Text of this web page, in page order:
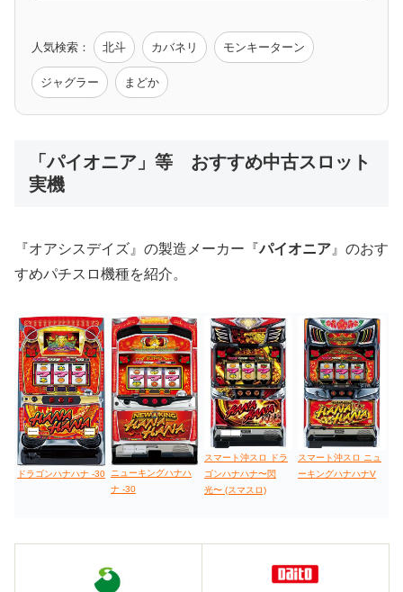
モンハン バイオ ペルソナ
値下げ台
人気検索： 北斗 カバネリ モンキーターン
ジャグラー まどか
「パイオニア」等 おすすめ中古スロット
実機
『オアシスデイズ』の製造メーカー『パイオニア 』のおす
すめパチスロ機種を紹介。
ドラゴンハナハナ -30
ニューキングハナハ
ナ -30
スマート沖スロ ドラ
ゴンハナハナ〜閃
光〜 (スマスロ)
スマート沖スロ ニュ
ーキングハナハナV